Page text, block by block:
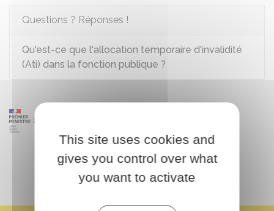
Questions ? Réponses !
Qu'est-ce que l'allocation temporaire d'invalidité
(Ati) dans la fonction publique ?
This site uses cookies and
gives you control over what
you want to activate